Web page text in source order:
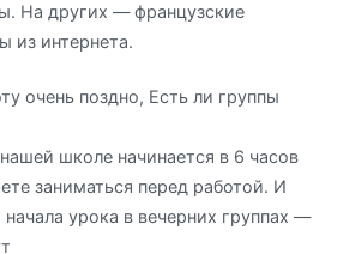
На других — французские
из интернета.
очень поздно, Есть ли группы
школе начинается в 6 часов
заниматься перед работой. И
урока в вечерних группах —